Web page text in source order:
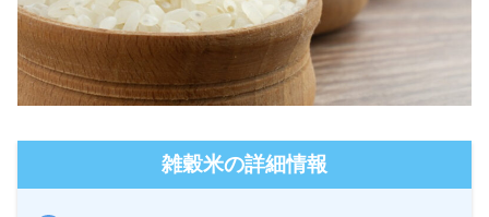
雑穀米の詳細情報